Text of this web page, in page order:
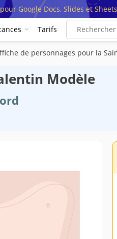
Google Docs, Slides et Sheets
Tarifs
de personnages pour la
Modèle